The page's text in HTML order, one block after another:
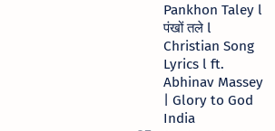
Pankhon Taley l
पंखों तले l
Christian Song
Lyrics l ft.
Abhinav Massey
| Glory to God
India